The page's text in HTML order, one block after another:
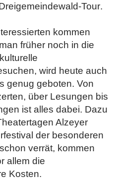
Tour.
kommen
früher noch in die
wird heute auch
genug geboten. Von
über Lesungen bis
ist alles dabei. Dazu
Alzeyer
der besonderen
verrät, kommen
allem die
Kosten.